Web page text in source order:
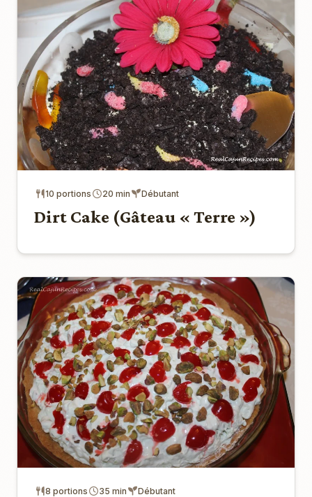
10 portions 20 min Débutant
Dirt Cake (Gâteau « Terre »)
8 portions 35 min Débutant